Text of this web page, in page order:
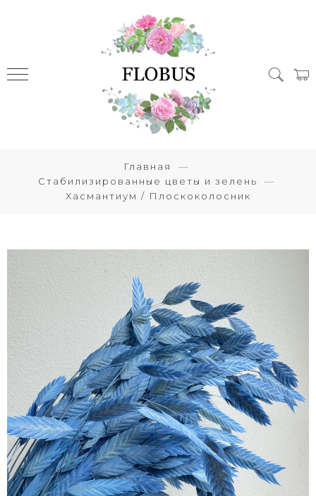
Главная
Стабилизированные цветы и зелень
Хасмантиум / Плоскоколосник